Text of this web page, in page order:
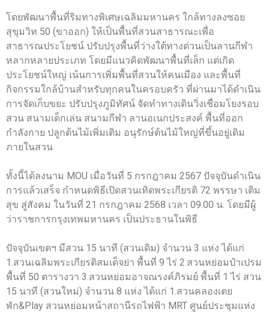
โดยพัฒนาพื้นที่ริมทางพิเศษเฉลิมมหานคร ใกล้ทางลงซอย
สุขุมวิท 50 (ขาออก) ให้เป็นพื้นที่สวนสาธารณะเพื่อ
สาธารณประโยชน์ ปรับปรุงพื้นที่ว่างใต้ทางด่วนเป็นลานกีฬา
หลากหลายประเภท โดยมีแนวคิดพัฒนาพื้นที่เล็ก แต่เกิด
ประโยชน์ใหญ่ เน้นการเพิ่มพื้นที่สวนให้คนเมือง และพื้นที่
กิจกรรมใกล้บ้านสำหรับทุกคนในครอบครัว ที่ผ่านมาได้ดำเนิน
การจัดเก็บขยะ ปรับปรุงภูมิทัศน์ จัดทำทางเดินวิ่งเชื่อมโยงรอบ
สวน สนามเด็กเล่น สนามกีฬา ลานอเนกประสงค์ พื้นที่ออก
กำลังกาย ปลูกต้นไม้เพิ่มเติม อนุรักษ์ต้นไม้ใหญ่ที่ขึ้นอยู่เดิม
ภายในสวน
ทั้งนี้ได้ลงนาม MOU เมื่อวันที่ 5 กรกฎาคม 2567 ปัจจุบันดำเนิน
การแล้วเสร็จ กำหนดพิธีเปิดสวนเทิดพระเกียรติ 72 พรรษา เติม
สุข สู่สังคม ในวันที่ 21 กรกฎาคม 2568 เวลา 09.00 น. โดยมีผู้
ว่าราชการกรุงเทพมหานคร เป็นประธานในพิธี
ปัจจุบันเขตฯ มีสวน 15 นาที (สวนเดิม) จำนวน 3 แห่ง ได้แก่
1.สวนเฉลิมพระเกียรติสมเด็จย่า พื้นที่ 9 ไร่ 2.สวนหย่อมป๋าเปรม
พื้นที่ 50 ตารางวา 3.สวนหย่อมอาจณรงค์ภิรมย์ พื้นที่ 1 ไร่ สวน
15 นาที (สวนใหม่) จำนวน 8 แห่ง ได้แก่ 1.สวนคลองเตย
พัก&Play สวนหย่อมหน้าสถานีรถไฟฟ้า MRT ศูนย์ประชุมแห่ง